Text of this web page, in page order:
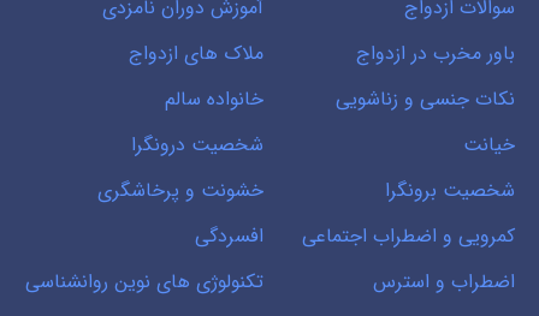
سوالات ازدواج
آموزش دوران نامزدی
باور مخرب در ازدواج
ملاک های ازدواج
نکات جنسی و زناشویی
خانواده سالم
خیانت
شخصیت درونگرا
شخصیت برونگرا
خشونت و پرخاشگری
کمرویی و اضطراب اجتماعی
افسردگی
اضطراب و استرس
تکنولوژی های نوین روانشناسی